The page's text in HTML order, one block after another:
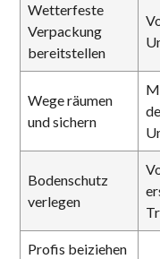
Wetterfeste
Verpackung
bereitstellen
Wege räumen
und sichern
Bodenschutz
verlegen
Profis beiziehen